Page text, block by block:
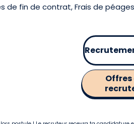
de fin de contrat, Frais de
Offres